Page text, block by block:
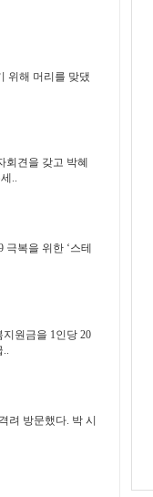
위해 머리를 맞댔
회견을 갖고 박혜
..
복을 위한 ‘스테
원금을 1인당 20
..
려 방문했다. 박 시